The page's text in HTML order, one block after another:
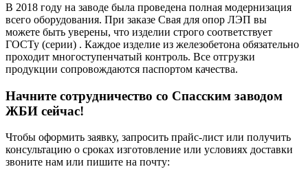
В 2018 году на заводе была проведена полная модернизация
всего оборудования. При заказе Свая для опор ЛЭП вы
можете быть уверены, что изделии строго соответствует
ГОСТу (серии) . Каждое изделие из железобетона обязательно
проходит многоступенчатый контроль. Все отгрузки
продукции сопровождаются паспортом качества.
Начните сотрудничество со Cпасским заводом
ЖБИ сейчас!
Чтобы оформить заявку, запросить прайс-лист или получить
консультацию о сроках изготовление или условиях доставки
звоните нам или пишите на почту: